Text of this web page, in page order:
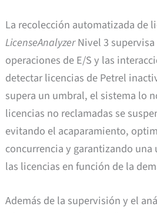
La recolección automatizada de
LicenseAnalyzerNivel 3 supervisa
operaciones de E/S y las
detectar licencias de Petrel
supera un umbral, el sistema lo
licencias no reclamadas se
evitando el acaparamiento,
concurrencia y garantizando
las licencias en función de la
Además de la supervisión y el